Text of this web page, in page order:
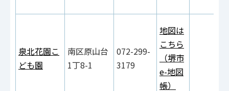
泉北花園こ
ども園
南区原山台
1丁8-1
072-299-
3179
地図は
こちら
（堺市
e-地図
帳）